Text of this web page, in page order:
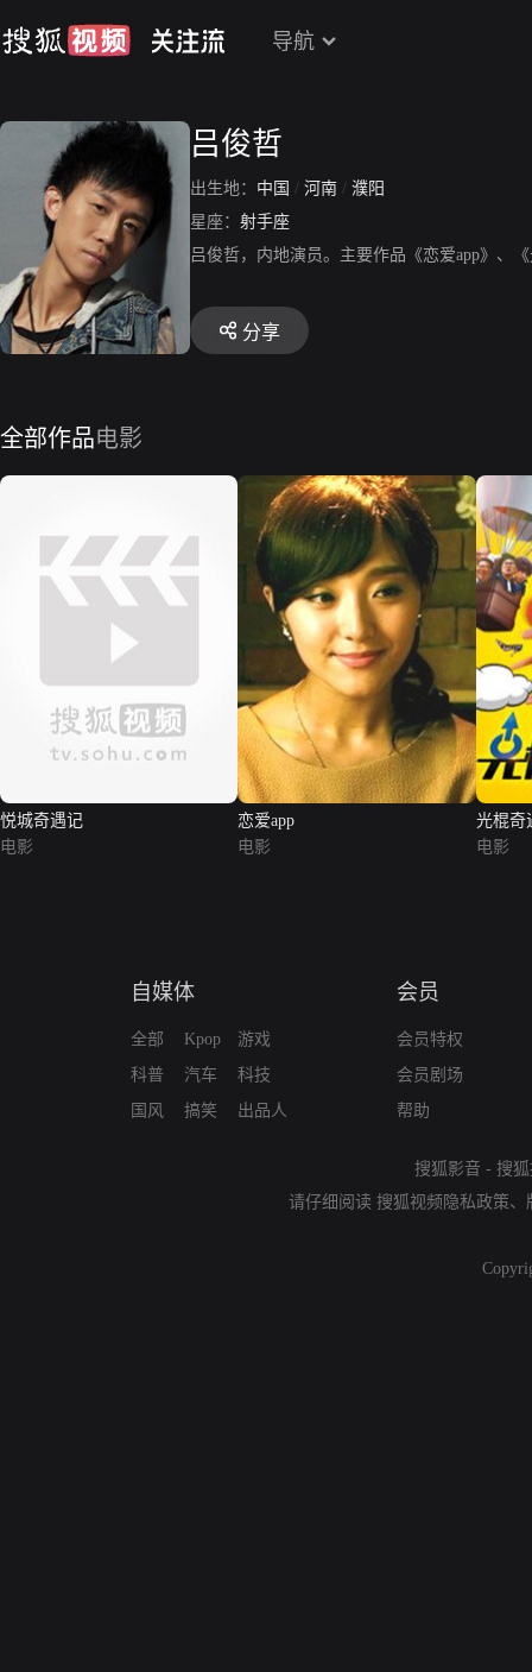
导航
吕俊哲
出生地： 中国 / 河南 / 濮阳
星座： 射手座
吕俊哲，内地演员。主要作品《恋爱app》、
分享
全部作品电影
悦城奇遇记
电影
恋爱app
电影
光棍奇
电影
自媒体
全部
科普
国风
Kpop
汽车
搞笑
游戏
科技
出品人
会员
会员特权
会员剧场
帮助
搜狐影音 - 搜
请仔细阅读 搜狐视频隐私政策、